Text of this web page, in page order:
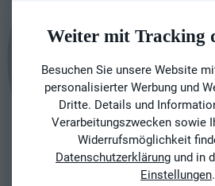
Weiter mit Tracking
Besuchen Sie unsere Website
personalisierter Werbung und
Dritte. Details und
Verarbeitungszwecken sowie
Widerrufsmöglichkeit
Datenschutzerklärung und in
Einstellungen.